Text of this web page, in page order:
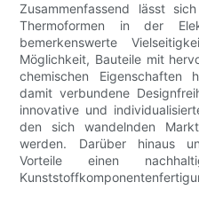
Zusammenfassend lässt
Thermoformen in der
bemerkenswerte
Möglichkeit, Bauteile mit
chemischen Eigenschaften
damit verbundene
innovative und
den sich wandelnden
werden. Darüber hinaus
Vorteile einen